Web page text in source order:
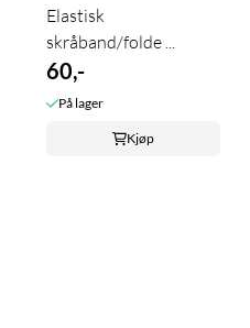
Elastisk
skråband/folde ...
60,-
På lager
Kjøp